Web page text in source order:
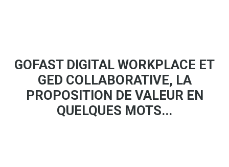
GOFAST DIGITAL WORKPLACE ET
GED COLLABORATIVE, LA
PROPOSITION DE VALEUR EN
QUELQUES MOTS...